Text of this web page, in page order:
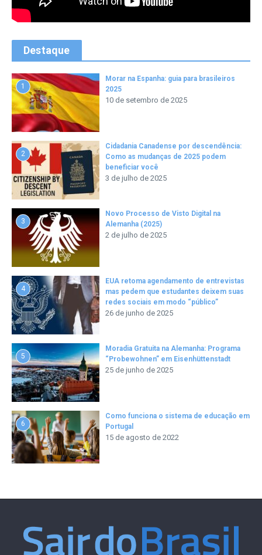
Destaque
1
Morar na Espanha: guia para brasileiros
2025
10 de setembro de 2025
2
Cidadania Canadense por descendência:
Como as mudanças de 2025 podem
beneficiar você
3 de julho de 2025
3
Novo Processo de Visto Digital na
Alemanha (2025)
2 de julho de 2025
4
EUA retoma agendamento de entrevistas
mas pedem que estudantes deixem suas
redes sociais em modo “público”
26 de junho de 2025
5
Moradia Gratuita na Alemanha: Programa
“Probewohnen” em Eisenhüttenstadt
25 de junho de 2025
6
Como funciona o sistema de educação em
Portugal
15 de agosto de 2022